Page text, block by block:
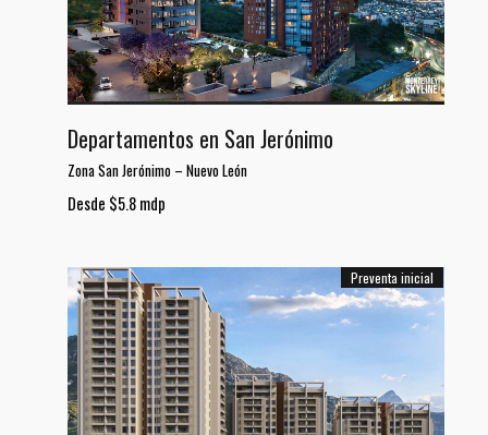
Departamentos en San Jerónimo
Zona San Jerónimo – Nuevo León
Desde $5.8 mdp
Preventa inicial